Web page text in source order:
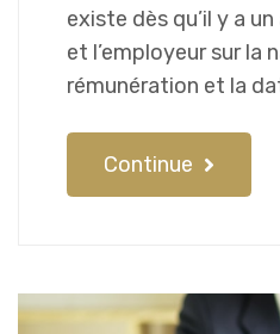
existe dès qu’il y a
et l’employeur sur la
rémunération et la
Continue